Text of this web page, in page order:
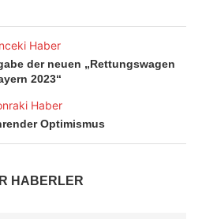
Haber
der neuen „Rettungswagen
2023“
Haber
Optimismus
HABERLER